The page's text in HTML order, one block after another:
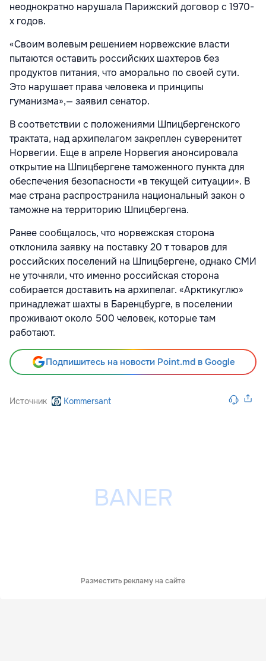
неоднократно нарушала Парижский договор с 1970-
х годов.
«Своим волевым решением норвежские власти
пытаются оставить российских шахтеров без
продуктов питания, что аморально по своей сути.
Это нарушает права человека и принципы
гуманизма»,— заявил сенатор.
В соответствии с положениями Шпицбергенского
трактата, над архипелагом закреплен суверенитет
Норвегии. Еще в апреле Норвегия анонсировала
открытие на Шпицбергене таможенного пункта для
обеспечения безопасности «в текущей ситуации». В
мае страна распространила национальный закон о
таможне на территорию Шпицбергена.
Ранее сообщалось, что норвежская сторона
отклонила заявку на поставку 20 т товаров для
российских поселений на Шпицбергене, однако СМИ
не уточняли, что именно российская сторона
собирается доставить на архипелаг. «Арктикуглю»
принадлежат шахты в Баренцбурге, в поселении
проживают около 500 человек, которые там
работают.
Подпишитесь на новости Point.md в Google
Источник Kommersant
Разместить рекламу на сайте